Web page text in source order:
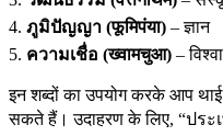
4. ภูมิปัญญา (फूमिपंया) – ज्ञान
5. ความเชื่อ (ख्वामचुआ) –
इन शब्दों का उपयोग करके आप
सकते हैं। उदाहरण के लिए, “ป